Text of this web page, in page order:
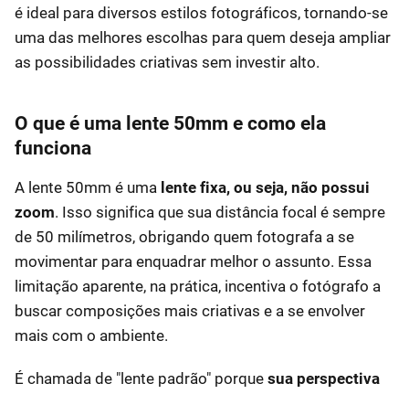
é ideal para diversos estilos fotográficos, tornando-se
uma das melhores escolhas para quem deseja ampliar
as possibilidades criativas sem investir alto.
O que é uma lente 50mm e como ela
funciona
A lente 50mm é uma lente fixa, ou seja, não possui
zoom. Isso significa que sua distância focal é sempre
de 50 milímetros, obrigando quem fotografa a se
movimentar para enquadrar melhor o assunto. Essa
limitação aparente, na prática, incentiva o fotógrafo a
buscar composições mais criativas e a se envolver
mais com o ambiente.
É chamada de "lente padrão" porque sua perspectiva